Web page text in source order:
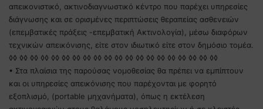
απεικονιστικό, ακτινοδιαγνωστικό κέντρο που παρέχει υπηρεσίες
διάγνωσης και σε ορισμένες περιπτώσεις θεραπείας ασθενειών
(επεμβατικές πράξεις -επεμβατική Ακτινολογία), μέσω διαφόρων
τεχνικών απεικόνισης, είτε στον ιδιωτικό είτε στον δημόσιο τομέα.
◊◊ ◊◊ ◊◊ ◊◊ ◊◊ ◊◊ ◊◊ ◊◊ ◊◊ ◊◊ ◊◊ ◊◊ ◊◊ ◊◊ ◊◊ ◊◊ ◊◊ ◊◊ ◊◊ ◊◊
• Στα πλαίσια της παρούσας νομοθεσίας θα πρέπει να εμπίπτουν
και οι υπηρεσίες απεικόνισης που παρέχονται με φορητό
εξοπλισμό, (portable μηχανήματα), όπως η εκτέλεση